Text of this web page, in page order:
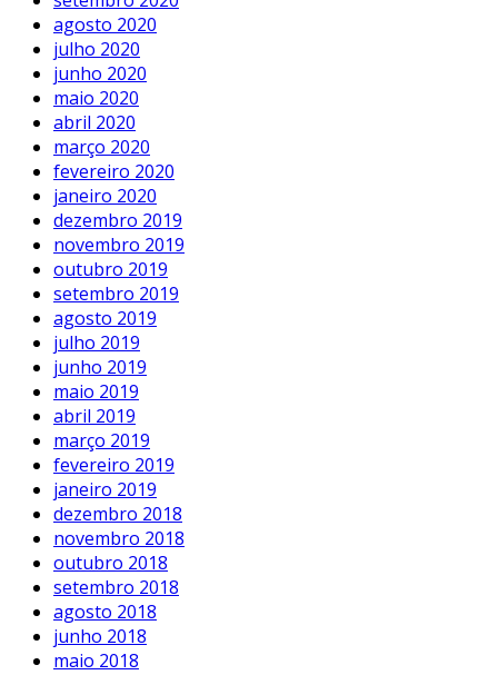
agosto 2020
julho 2020
junho 2020
maio 2020
abril 2020
março 2020
fevereiro 2020
janeiro 2020
dezembro 2019
novembro 2019
outubro 2019
setembro 2019
agosto 2019
julho 2019
junho 2019
maio 2019
abril 2019
março 2019
fevereiro 2019
janeiro 2019
dezembro 2018
novembro 2018
outubro 2018
setembro 2018
agosto 2018
junho 2018
maio 2018